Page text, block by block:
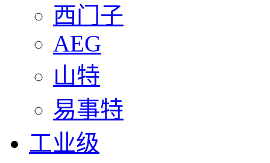
西门子
AEG
山特
易事特
工业级